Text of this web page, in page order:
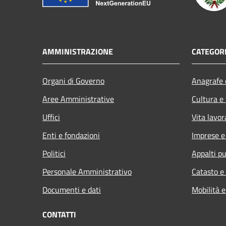
AMMINISTRAZIONE
Organi di Governo
Aree Amministrative
Uffici
Enti e fondazioni
Politici
Personale Amministrativo
Documenti e dati
Cultura
Vita
Imprese
Appalti
Catasto
Mobilità
CONTATTI